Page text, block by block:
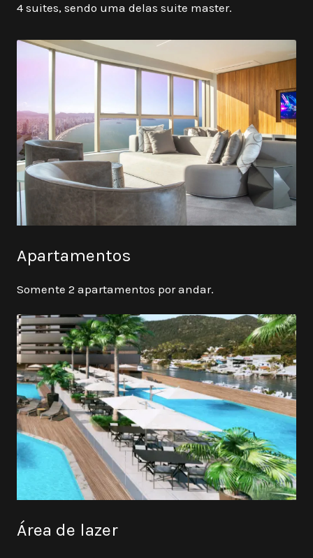
4 suites, sendo uma delas suite master.
Apartamentos
Somente 2 apartamentos por andar.
Área de lazer